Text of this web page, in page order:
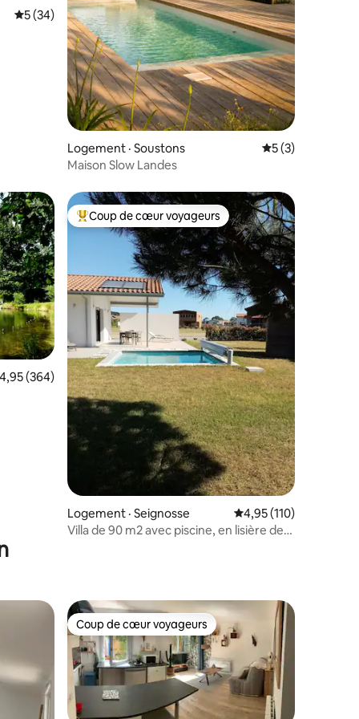
Note moyenne de 5 sur 5, 34 commentaires
5 (34)
Logement · Soustons Note moyenne
5 (3)
Maison Slow Landes
moyenne de 4,95 sur 5, 364 commentaires
4,95 (364)
Coup de cœur voyageurs parmi les plus aimés
Coup de cœur voyageurs
Logement · Seignosse Note moyenne de
4,95 (110)
Villa de 90 m2 avec piscine, en lisière de
plus aimésCoup de cœur voyageurs
Coup de cœur voyageurs